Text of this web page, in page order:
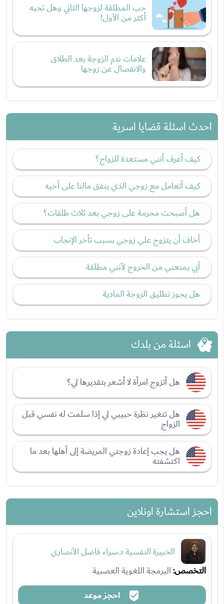
حب المطلقة لزوجها الثاني وهل تحبه
أكثر من الأول!
علامات ندم الزوجة بعد الطلاق
والانفصال عن زوجها
احدث اسئلة قضايا اسرية
كيف أعرف أنني مستعدة للزواج؟
كيف أتعامل مع زوجي الذي ينفق مالنا على أخيه
هل أصبحت محرمة على زوجي بعد ثلاث طلقات؟
أخاف أن يتزوج علي زوجي بسبب تأخر الإنجاب
أبي يمنعني من الخروج لأنني مطلقة
هل يجوز تطليق الزوجة المادية
اسئلة من بلدك
هل أتزوج امرأة لا أشعر بتقديرها لي؟
هل تتغير نظرة حبيبي لي إذا سلمت له نفسي قبل
الزواج
هل يجب إعادة زوجتي المريضة إلى أهلها بعد ما
اكتشفته
احجز استشارة اونلاين
الخبيرة النفسية د.سراء فاضل الأنصاري
التخصص:البرمجة اللغوية العصبية
احجز موعد